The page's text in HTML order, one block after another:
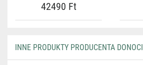
42490 Ft
INNE PRODUKTY PRODUCENTA DONOCI